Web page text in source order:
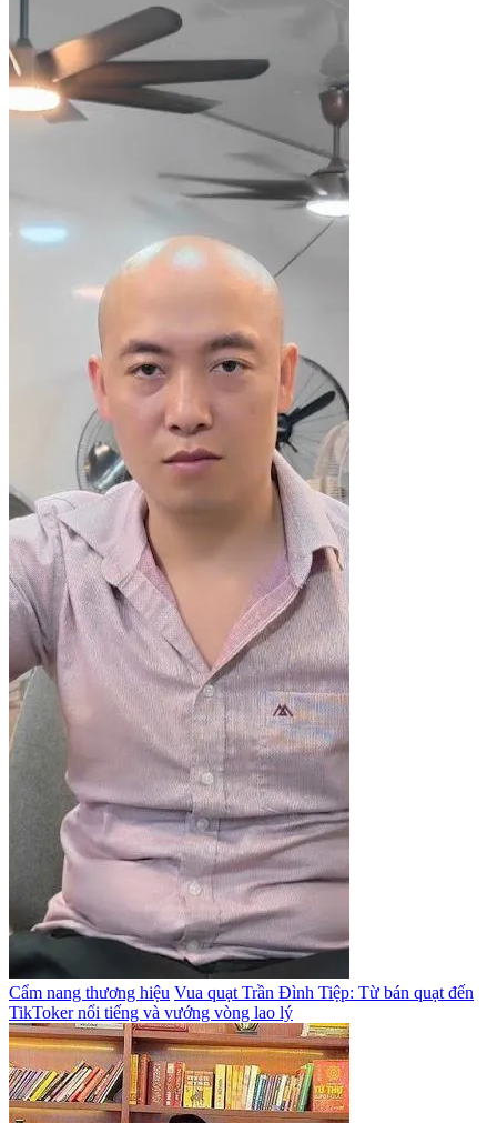
Cẩm nang thương hiệu Vua quạt Trần Đình Tiệp: Từ bán quạt đến
TikToker nổi tiếng và vướng vòng lao lý